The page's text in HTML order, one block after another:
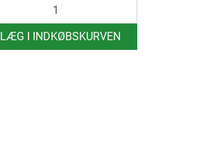
LÆG I INDKØBSKURVEN